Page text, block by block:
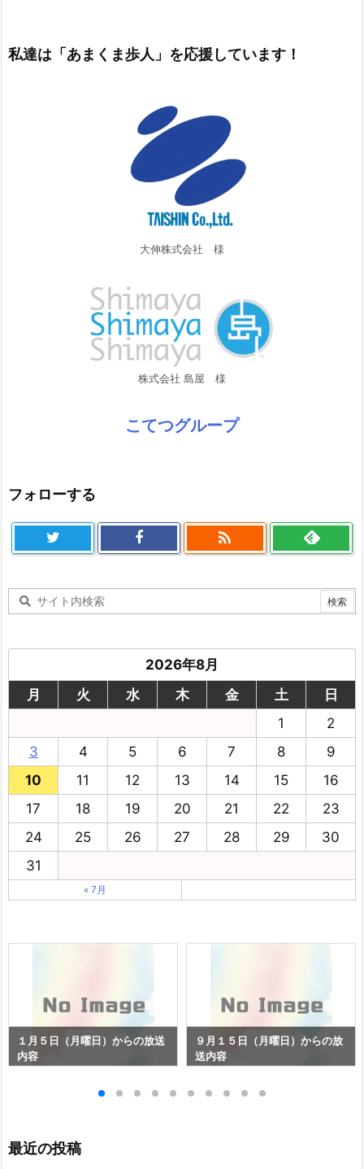
私達は「あまくま歩人」を応援しています！
大伸株式会社 様
株式会社 島屋 様
こてつグループ
フォローする

2026年8月
月
火 水 木 金 土
日
1
2
3
4 5 6 7 8
9
10
11 12 13 14 15
16
17
18 19 20 21 22
23
24
25 26 27 28 29
30
31
« 7月
１月５日（月曜日）からの放送
内容
９月１５日（月曜日）からの放
送内容
最近の投稿